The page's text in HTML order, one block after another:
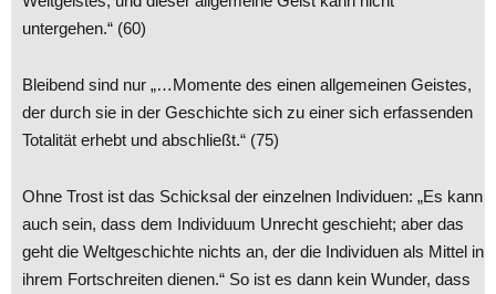
untergehen.“ (60)
Bleibend sind nur „…Momente des einen allgemeinen Geistes,
der durch sie in der Geschichte sich zu einer sich erfassenden
Totalität erhebt und abschließt.“ (75)
Ohne Trost ist das Schicksal der einzelnen Individuen: „Es kann
auch sein, dass dem Individuum Unrecht geschieht; aber das
geht die Weltgeschichte nichts an, der die Individuen als Mittel in
ihrem Fortschreiten dienen.“ So ist es dann kein Wunder, dass